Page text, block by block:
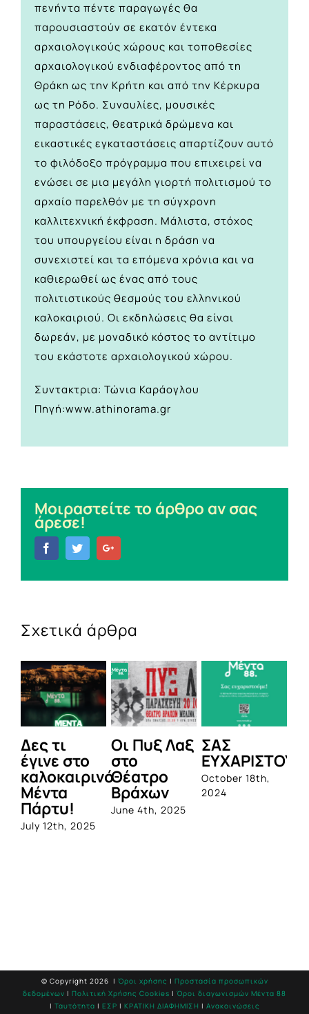
πενήντα πέντε παραγωγές θα
παρουσιαστούν σε εκατόν έντεκα
αρχαιολογικούς χώρους και τοποθεσίες
αρχαιολογικού ενδιαφέροντος από τη
Θράκη ως την Κρήτη και από την Κέρκυρα
ως τη Ρόδο. Συναυλίες, μουσικές
παραστάσεις, θεατρικά δρώμενα και
εικαστικές εγκαταστάσεις απαρτίζουν αυτό
το φιλόδοξο πρόγραμμα που επιχειρεί να
ενώσει σε μια μεγάλη γιορτή πολιτισμού το
αρχαίο παρελθόν με τη σύγχρονη
καλλιτεχνική έκφραση. Μάλιστα, στόχος
του υπουργείου είναι η δράση να
συνεχιστεί και τα επόμενα χρόνια και να
καθιερωθεί ως ένας από τους
πολιτιστικούς θεσμούς του ελληνικού
καλοκαιριού. Οι εκδηλώσεις θα είναι
δωρεάν, με μοναδικό κόστος το αντίτιμο
του εκάστοτε αρχαιολογικού χώρου.
Συντακτρια: Τώνια Καράογλου
Πηγή:www.athinorama.gr
Μοιραστείτε το άρθρο αν σας
άρεσε!
FacebookTwitter
Σχετικά άρθρα
Δες τι
έγινε στο
καλοκαιρινό
Μέντα
Πάρτυ!
July 12th, 2025
Οι Πυξ Λαξ
στο
Θέατρο
Βράχων
June 4th, 2025
ΣΑΣ
ΕΥΧΑΡΙΣΤΟΥΜΕ!
October 18th,
2024
1η
© Copyright 2026 | Όροι χρήσης | Προστασία προσωπικών
δεδομένων | Πολιτική Χρήσης Cookies | Όροι διαγωνισμών Mέντα 88
| Ταυτότητα | ΕΣΡ | ΚΡΑΤΙΚΗ ΔΙΑΦΗΜΙΣΗ | Ανακοινώσεις